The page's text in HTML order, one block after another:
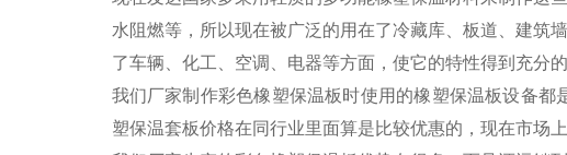
水阻燃等，所以现在被广泛的用在了冷藏库、板道、建筑
了车辆、化工、空调、电器等方面，使它的特性得到充分的
我们厂家制作彩色橡塑保温板时使用的橡塑保温板设备
塑保温套板价格在同行业里面算是比较优惠的，现在市场